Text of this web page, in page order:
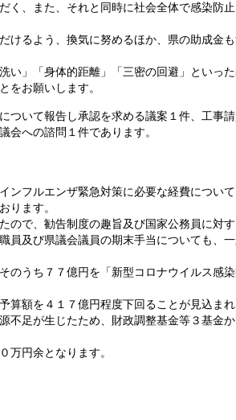
、また、それと同時に社会全体で感染防
るよう、換気に努めるほか、県の助成金
」「身体的距離」「三密の回避」といっ
をお願いします。
いて報告し承認を求める議案１件、工事
会への諮問１件であります。
フルエンザ緊急対策に必要な経費につい
ります。
で、勧告制度の趣旨及び国家公務員に対
員及び県議会議員の期末手当についても、
うち７７億円を「新型コロナウイルス感
額を４１７億円程度下回ることが見込ま
不足が生じたため、財政調整基金等３基金
万円余となります。